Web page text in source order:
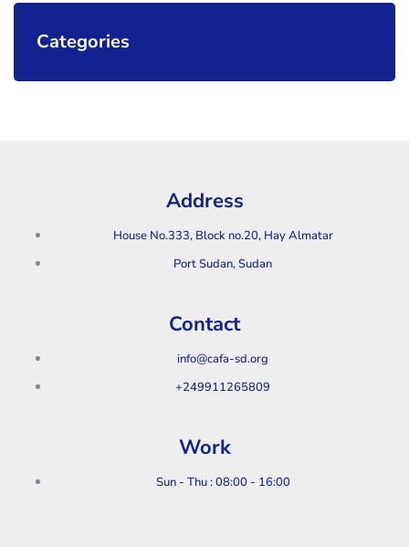
Categories
Address
House No.333, Block no.20, Hay Almatar
Port Sudan, Sudan
Contact
info@cafa-sd.org
+249911265809
Work
Sun - Thu : 08:00 - 16:00